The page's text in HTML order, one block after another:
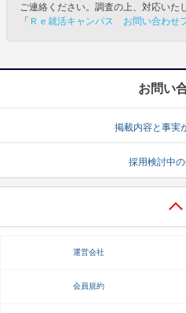
ご連絡ください。調査の上、対応いた
「 Ｒｅ就活キャンパス お問い合わせ
お問い
掲載内容と事実
採用検討中
運営会社
会員規約